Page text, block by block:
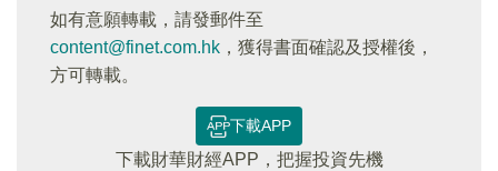
如有意願轉載，請發郵件至
content@finet.com.hk ，獲得書面確認及授權後，
方可轉載。
下載APP
下載財華財經APP，把握投資先機